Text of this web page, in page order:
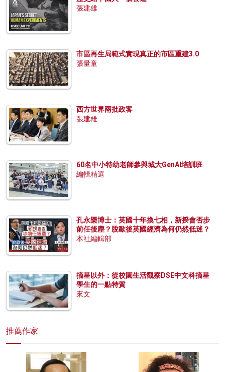
張建雄
市區再生局範式實現真正的市區重建3.0
張量童
西方世界兩批政客
張建雄
60名中小特幼老師參與城大GenAI培訓班
編輯精選
孔永樂博士：英國十年換七相，新揆會否步
前任後塵？脫歐後英國經濟為何仍然低迷？
本社編輯部
摘星以外：從校園生活觀察DSE中文科摘星
學生的一點特質
來文
推薦作家